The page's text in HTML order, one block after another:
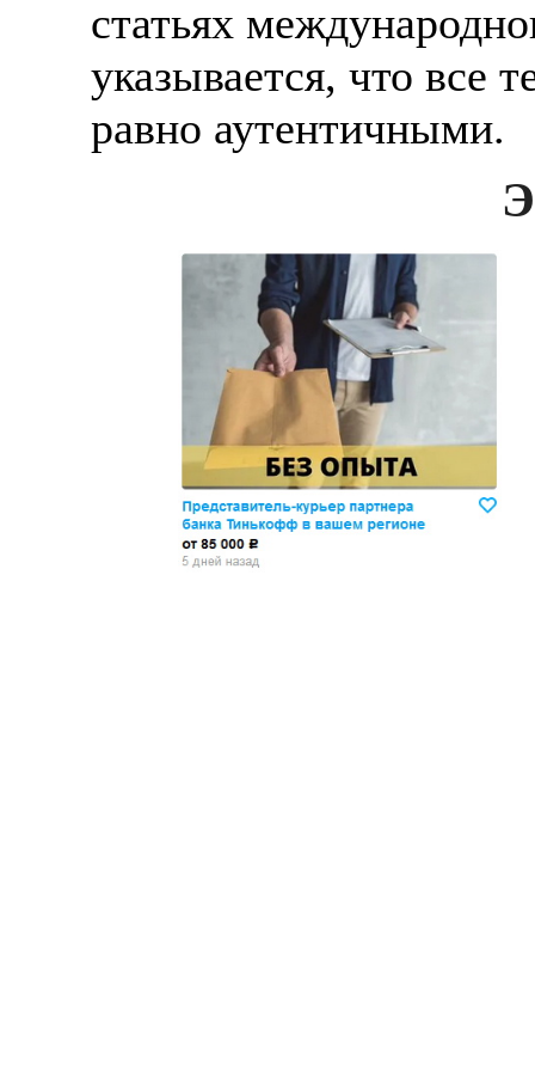
статьях
указывается, что все
равно аутентичными.